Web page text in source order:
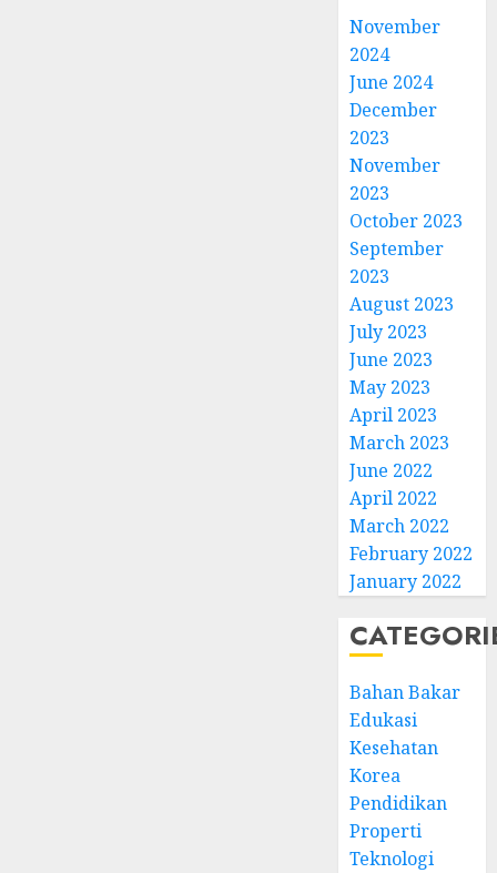
November
2024
June 2024
December
2023
November
2023
October 2023
September
2023
August 2023
July 2023
June 2023
May 2023
April 2023
March 2023
June 2022
April 2022
March 2022
February 2022
January 2022
Bahan Bakar
Edukasi
Kesehatan
Korea
Pendidikan
Properti
Teknologi